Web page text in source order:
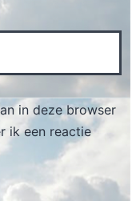
in deze browser
ik een reactie